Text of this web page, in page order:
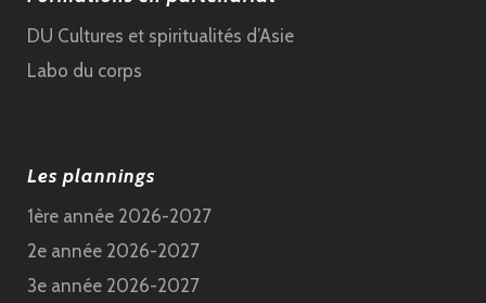
DU Cultures et spiritualités d’Asie
Labo du corps
Les plannings
1ère année 2026-2027
2e année 2026-2027
3e année 2026-2027